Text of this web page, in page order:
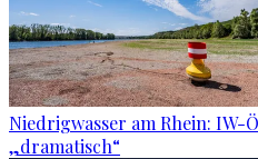
Niedrigwasser am Rhein: IW-
„dramatisch“